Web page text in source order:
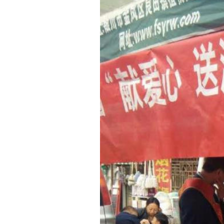
Monthly report form